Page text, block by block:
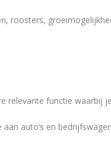
roosters,
relevante functie waarbij
auto’s en